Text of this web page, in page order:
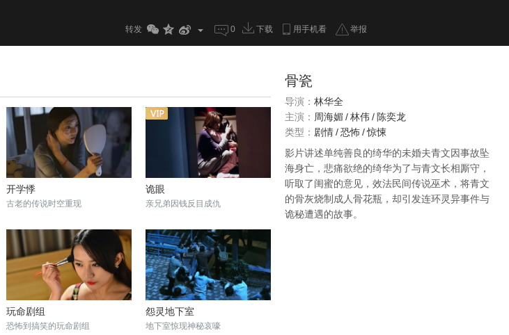
转发 0 下载 用手机看 举报
开学悸
古老的传说时空重现
诡眼
亲兄弟因钱反目成仇
玩命剧组
恐怖到搞笑的玩命剧组
怨灵地下室
地下室惊现神秘哀嚎
骨瓷
导演： 林华全
主演： 周海媚 /林伟/ 陈奕龙
类型： 剧情/恐怖/惊悚
影片讲述单纯善良的绮华的未婚夫青文因事故坠
海身亡，悲痛欲绝的绮华为了与青文长相厮守，
听取了闺蜜的意见，效法民间传说巫术，将青文
的骨灰烧制成人骨花瓶，却引发连环灵异事件与
诡秘遭遇的故事。